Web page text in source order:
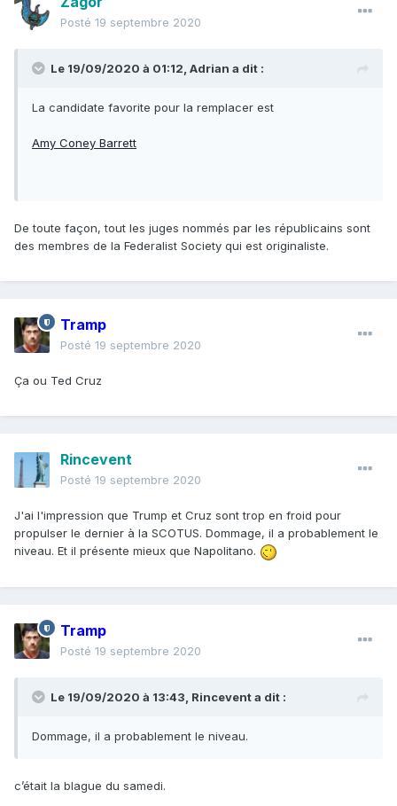
Posté 19 septembre 2020
Le 19/09/2020 à 01:12, Adrian a dit :
La candidate favorite pour la remplacer est
Amy Coney Barrett
De toute façon, tout les juges nommés par les républicains sont
des membres de la Federalist Society qui est originaliste.
Tramp
Posté 19 septembre 2020
Ça ou Ted Cruz
Rincevent
Posté 19 septembre 2020
J'ai l'impression que Trump et Cruz sont trop en froid pour
propulser le dernier à la SCOTUS. Dommage, il a probablement le
niveau. Et il présente mieux que Napolitano.
Tramp
Posté 19 septembre 2020
Le 19/09/2020 à 13:43, Rinceventa dit :
Dommage, il a probablement le niveau.
c’était la blague du samedi.